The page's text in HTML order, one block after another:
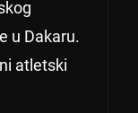
u Dakaru.
atletski